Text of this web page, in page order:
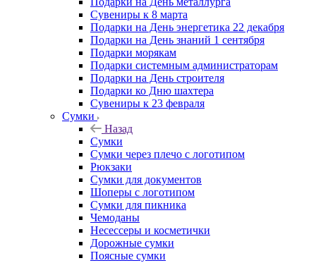
Сувениры к 8 марта
Подарки на День энергетика 22 декабря
Подарки на День знаний 1 сентября
Подарки морякам
Подарки системным администраторам
Подарки на День строителя
Подарки ко Дню шахтера
Сувениры к 23 февраля
Сумки
Назад
Сумки
Сумки через плечо с логотипом
Рюкзаки
Сумки для документов
Шоперы с логотипом
Сумки для пикника
Чемоданы
Несессеры и косметички
Дорожные сумки
Поясные сумки